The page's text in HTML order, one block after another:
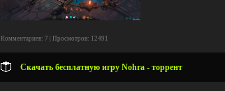
Комментариев: 7 | Просмотров: 12491
Скачать бесплатную игру Nohra - торрент